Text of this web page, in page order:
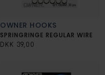
OWNER HOOKS
SPRINGRINGE REGULAR WIRE
DKK 39,00